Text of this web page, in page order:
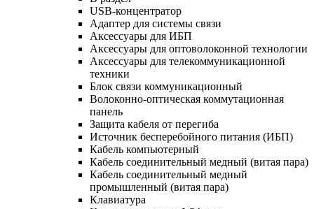
USB-концентратор
Адаптер для системы связи
Аксессуары для ИБП
Аксессуары для оптоволоконной технологии
Аксессуары для телекоммуникационной
техники
Блок связи коммуникационный
Волоконно-оптическая коммутационная
панель
Защита кабеля от перегиба
Источник бесперебойного питания (ИБП)
Кабель компьютерный
Кабель соединительный медный (витая пара)
Кабель соединительный медный
промышленный (витая пара)
Клавиатура